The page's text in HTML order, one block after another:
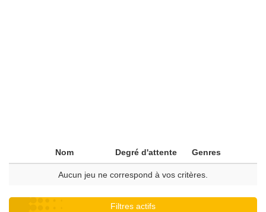
Nom Degré d'attente Genres
Aucun jeu ne correspond à vos critères.
Filtres actifs